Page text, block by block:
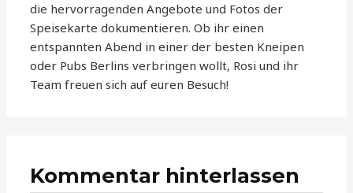
die hervorragenden Angebote und Fotos der
Speisekarte dokumentieren. Ob ihr einen
entspannten Abend in einer der besten Kneipen
oder Pubs Berlins verbringen wollt, Rosi und ihr
Team freuen sich auf euren Besuch!
Kommentar hinterlassen